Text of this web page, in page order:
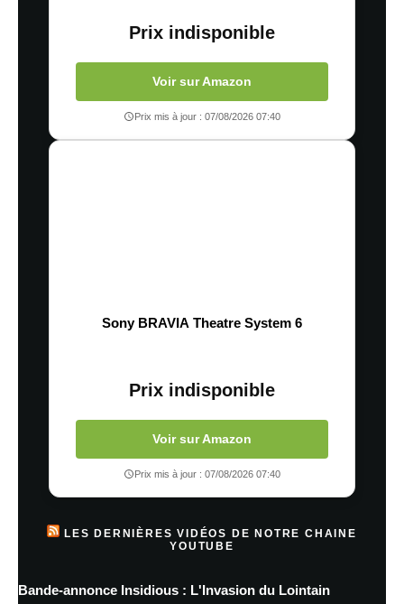
Prix indisponible
Voir sur Amazon
Prix mis à jour : 07/08/2026 07:40
Sony BRAVIA Theatre System 6
Prix indisponible
Voir sur Amazon
Prix mis à jour : 07/08/2026 07:40
LES DERNIÈRES VIDÉOS DE NOTRE CHAINE
YOUTUBE
Bande-annonce Insidious : L'Invasion du Lointain